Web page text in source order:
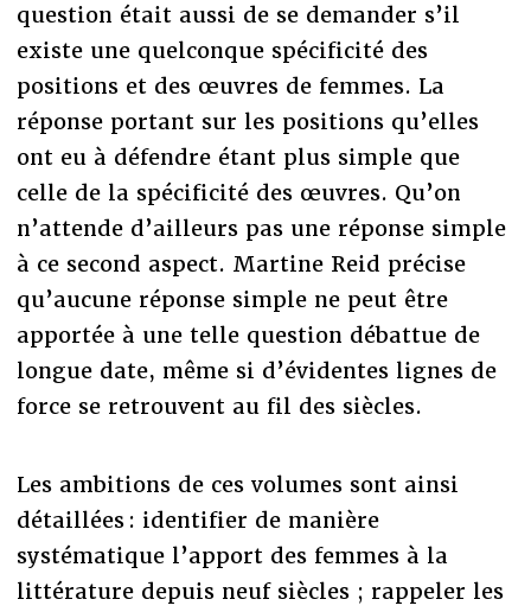
question était aussi de se demander s’il
existe une quelconque spécificité des
positions et des œuvres de femmes. La
réponse portant sur les positions qu’elles
ont eu à défendre étant plus simple que
celle de la spécificité des œuvres. Qu’on
n’attende d’ailleurs pas une réponse simple
à ce second aspect. Martine Reid précise
qu’aucune réponse simple ne peut être
apportée à une telle question débattue de
longue date, même si d’évidentes lignes de
force se retrouvent au fil des siècles.
Les ambitions de ces volumes sont ainsi
détaillées : identifier de manière
systématique l’apport des femmes à la
littérature depuis neuf siècles ; rappeler les